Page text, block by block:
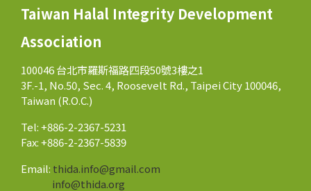
Taiwan Halal Integrity Development
Association
100046 台北市羅斯福路四段50號3樓之1
3F.-1, No.50, Sec. 4, Roosevelt Rd., Taipei City 100046,
Taiwan (R.O.C.)
Tel: +886-2-2367-5231
Fax: +886-2-2367-5839
Email: thida.info@gmail.com
info@thida.org